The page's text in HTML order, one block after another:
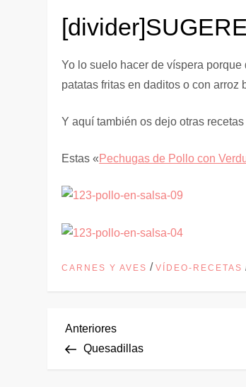
Yo lo suelo hacer de víspera
patatas fritas en daditos o con arroz
Y aquí también os dejo otras
Estas « Pechugas de Pollo con
CARNES Y AVES /VÍDEO-RECETAS
N
Entrada
anterior
Anteriores
Quesadillas